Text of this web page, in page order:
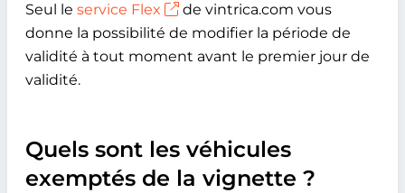
Seul le service Flex
de vintrica.com vous
donne la possibilité de modifier la période de
validité à tout moment avant le premier jour de
validité.
Quels sont les véhicules
exemptés de la vignette ?